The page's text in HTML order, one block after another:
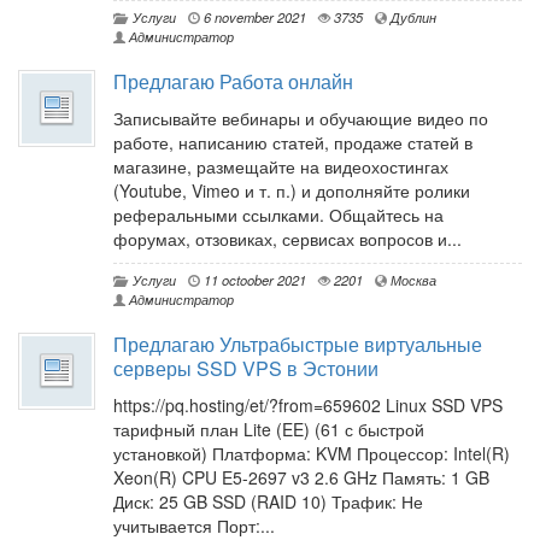
Услуги 6 november 2021 3735
Дублин
Администратор
Предлагаю Работа онлайн
Записывайте вебинары и обучающие видео по
работе, написанию статей, продаже статей в
магазине, размещайте на видеохостингах
(Youtube, Vimeo и т. п.) и дополняйте ролики
реферальными ссылками. Общайтесь на
форумах, отзовиках, сервисах вопросов и...
Услуги 11 octoober 2021 2201
Москва
Администратор
Предлагаю Ультрабыстрые виртуальные
серверы SSD VPS в Эстонии
https://pq.hosting/et/?from=659602 Linux SSD VPS
тарифный план Lite (EE) (61 с быстрой
установкой) Платформа: KVM Процессор: Intel(R)
Xeon(R) CPU E5-2697 v3 2.6 GHz Память: 1 GB
Диск: 25 GB SSD (RAID 10) Трафик: Не
учитывается Порт:...